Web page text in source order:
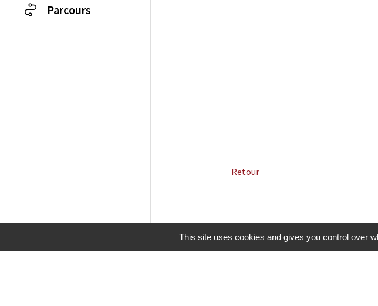
Parcours
Retour
This site uses cookies and gives you control over